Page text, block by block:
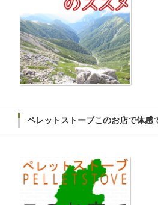
ペレットストーブこのお店で体感